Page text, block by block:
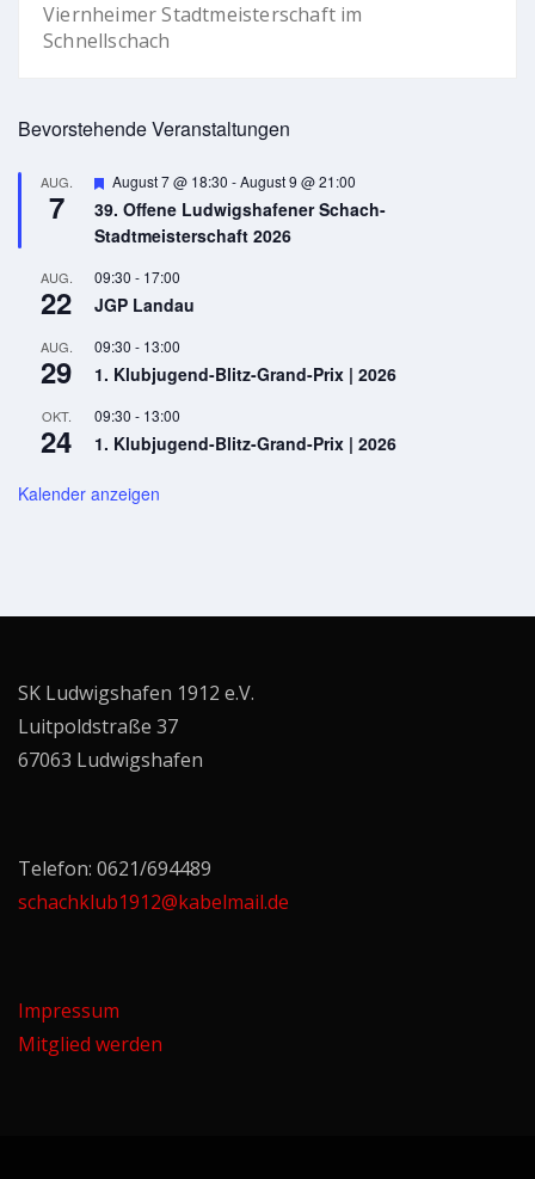
Viernheimer Stadtmeisterschaft im
Schnellschach
Bevorstehende Veranstaltungen
AUG.
7
Hervorgehoben
August 7 @ 18:30 -August 9 @ 21:00
39. Offene Ludwigshafener Schach-
Stadtmeisterschaft 2026
AUG.
22
09:30 - 17:00
JGP Landau
AUG.
29
09:30 - 13:00
1. Klubjugend-Blitz-Grand-Prix | 2026
OKT.
24
09:30 - 13:00
1. Klubjugend-Blitz-Grand-Prix | 2026
Kalender anzeigen
SK Ludwigshafen 1912 e.V.
Luitpoldstraße 37
67063 Ludwigshafen
Telefon: 0621/694489
schachklub1912@kabelmail.de
Impressum
Mitglied werden